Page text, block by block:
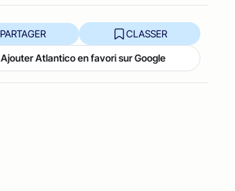
PARTAGER CLASSER
Ajouter Atlantico en favori sur Google